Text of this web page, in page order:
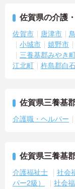
佐賀県の介護
佐賀市 唐津市
小城市
嬉野市
三養基郡みやき
江北町
杵島郡白
佐賀県三養基
介護職・ヘルパー
佐賀県三養基
介護福祉士 社会
パー2級）
社会